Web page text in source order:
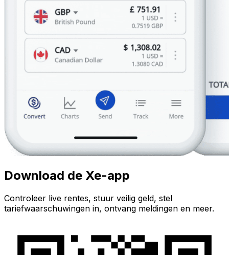
Download de Xe-app
Controleer live rentes, stuur veilig geld, stel
tariefwaarschuwingen in, ontvang meldingen en meer.